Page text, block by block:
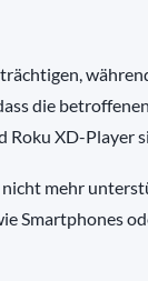
die
Roku XD-Player
mehr
Smartphones